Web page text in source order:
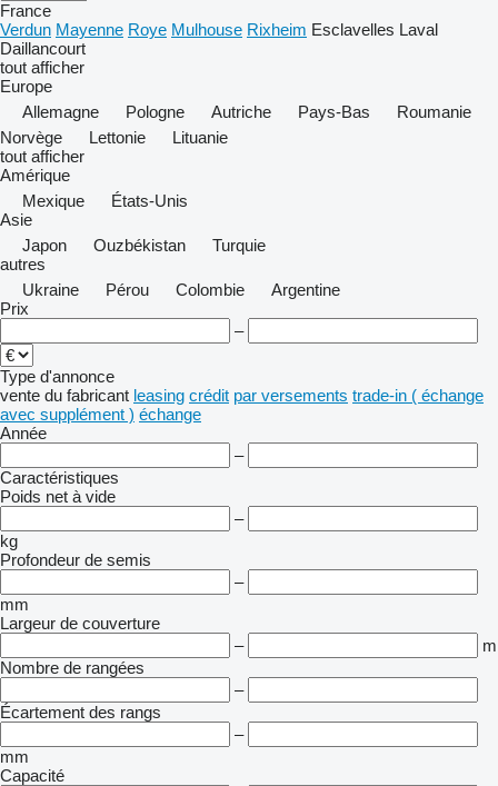
France
Verdun Mayenne Roye Mulhouse Rixheim Esclavelles Laval
Daillancourt
tout afficher
Europe
Allemagne
Pologne Autriche Pays-Bas
Roumanie
Norvège
Lettonie
Lituanie
tout afficher
Amérique
Mexique
États-Unis
Asie
Japon
Ouzbékistan
Turquie
autres
Ukraine
Pérou Colombie
Argentine
Prix
–
Type d'annonce
vente du fabricant leasing crédit par versements trade-in ( échange
avec supplément ) échange
Année
–
Caractéristiques
Poids net à vide
–
kg
Profondeur de semis
–
mm
Largeur de couverture
–
m
Nombre de rangées
–
Écartement des rangs
–
mm
Capacité